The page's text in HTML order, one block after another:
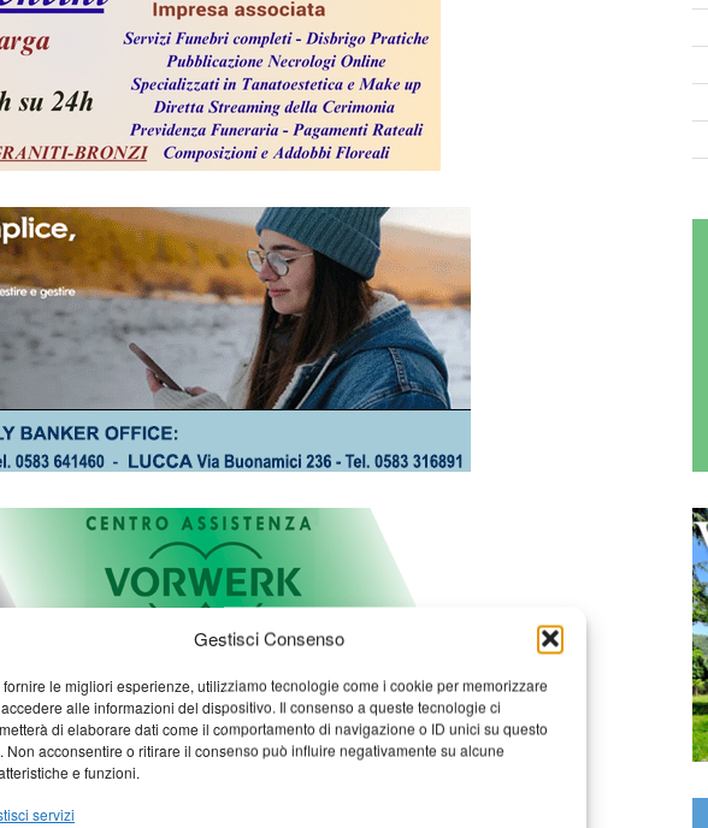
Gestisci Consenso
fornire le migliori esperienze, utilizziamo tecnologie come i cookie per memorizzare
alle informazioni del dispositivo. Il consenso a queste tecnologie ci
di elaborare dati come il comportamento di navigazione o ID unici su questo
Non acconsentire o ritirare il consenso può influire negativamente su alcune
e funzioni.
servizi